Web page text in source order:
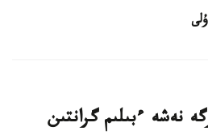
نەشە ءبىلىم گرانتىن